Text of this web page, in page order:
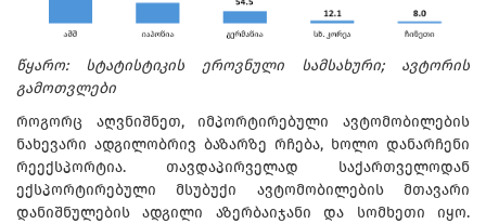
წყარო: სტატისტიკის ეროვნული სამსახური; ავტორის
გამოთვლები
როგორც აღვნიშნეთ, იმპორტირებული ავტომობილების
ნახევარი ადგილობრივ ბაზარზე რჩება, ხოლო დანარჩენი
რეექსპორტია. თავდაპირველად საქართველოდან
ექსპორტირებული მსუბუქი ავტომობილების მთავარი
დანიშნულების ადგილი აზერბაიჯანი და სომხეთი იყო.